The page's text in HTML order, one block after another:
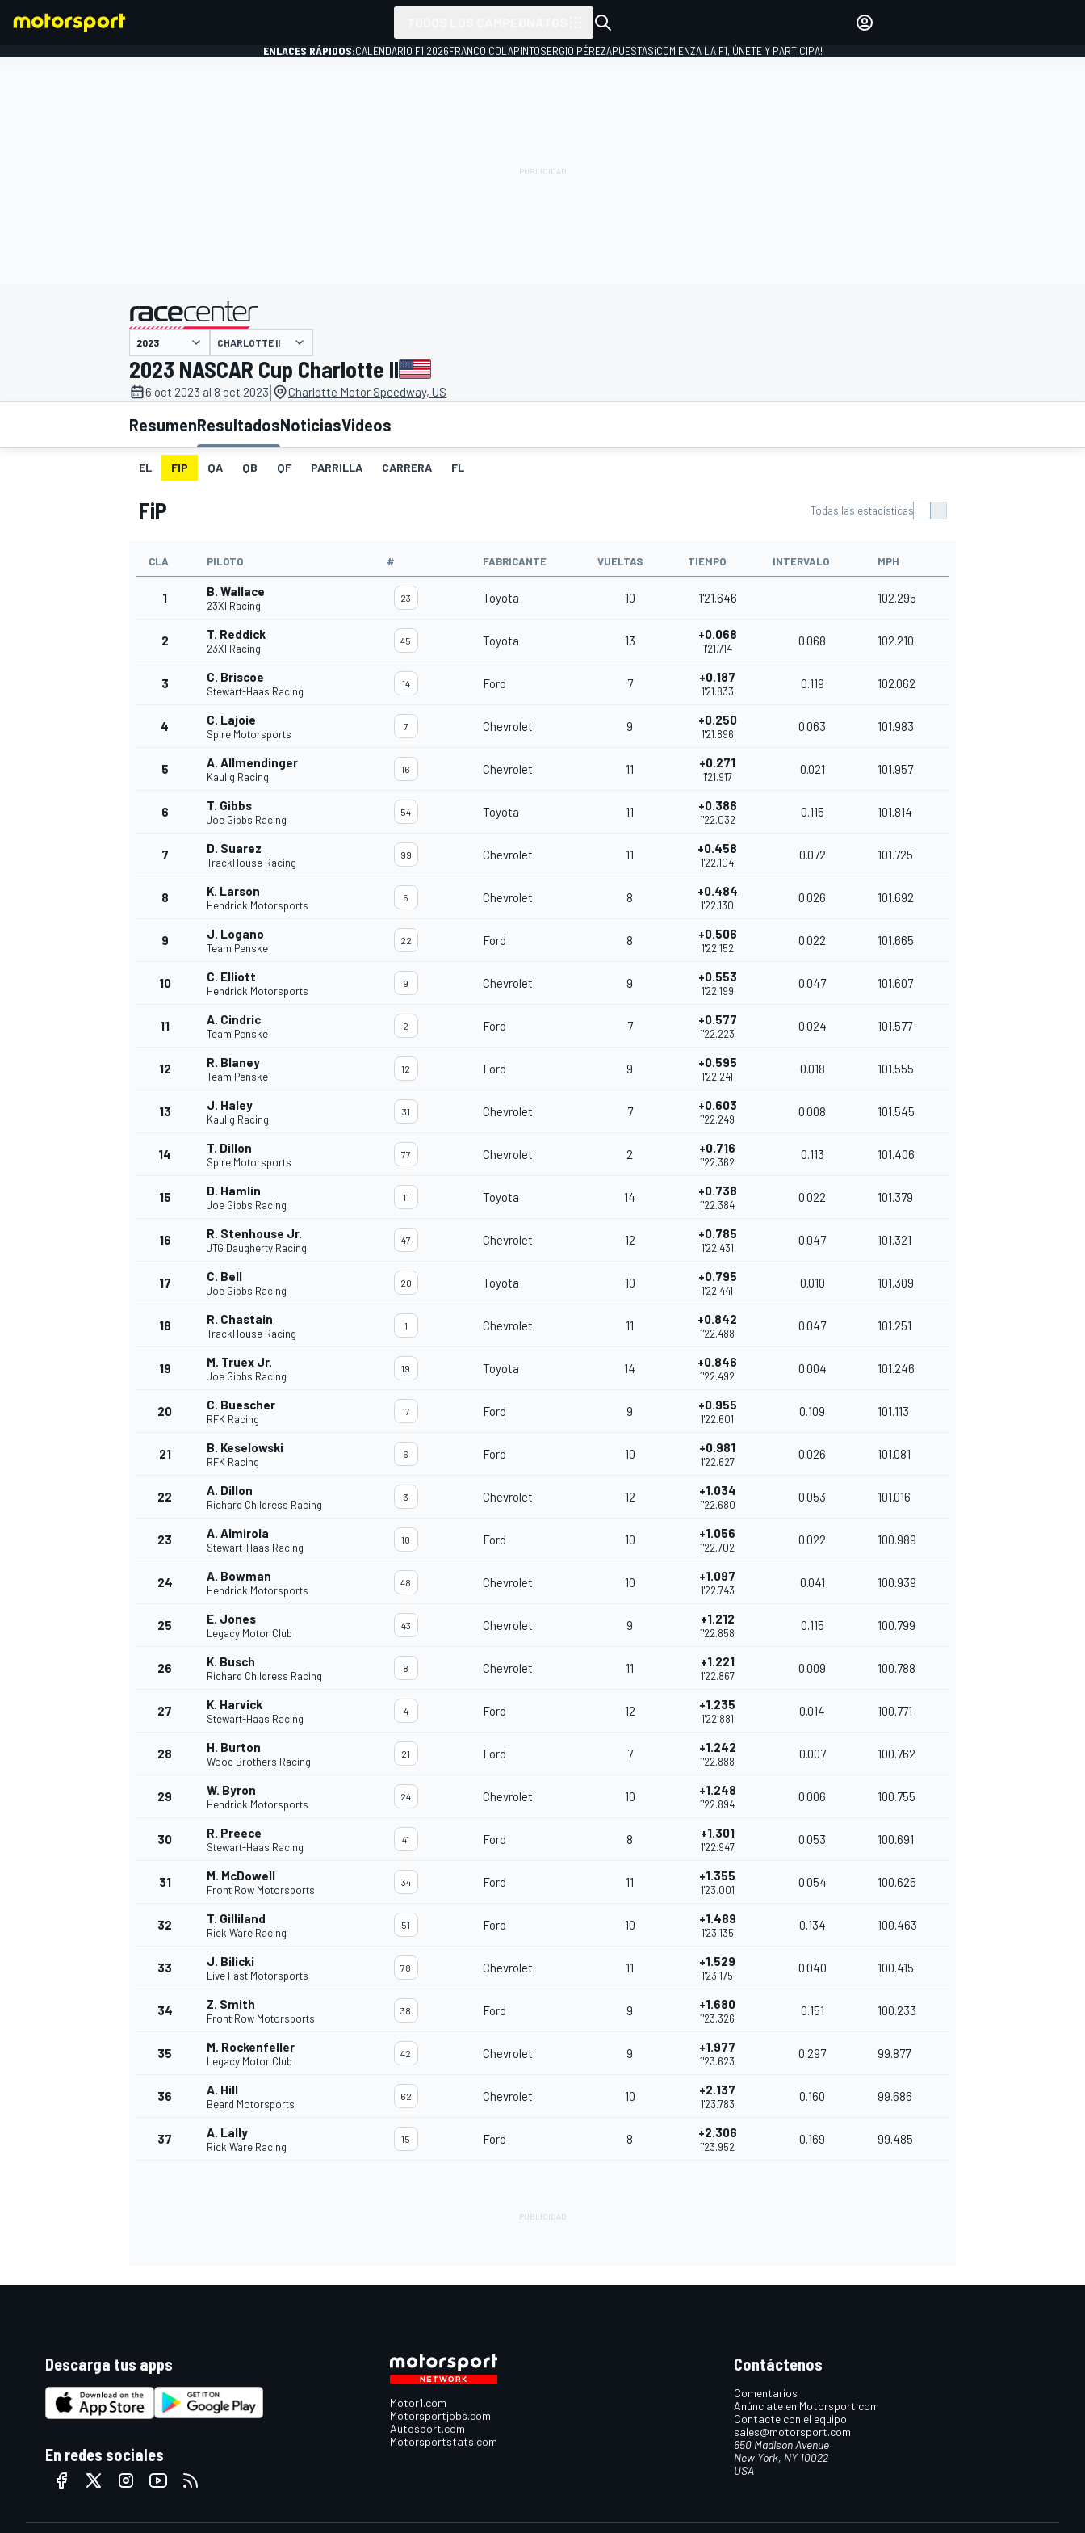
INDYCAR
FÓRMULA E
INICIAR SESIÓN
ENLACES RÁPIDOS:CALENDARIO F1 2026FRANCO COLAPINTOSERGIO PÉREZAPUESTAS¡COMIENZA LA F1, ÚNETE Y PARTICIPA!
presentado por
CHARLOTTE II
2023 NASCAR Cup Charlotte II
6 oct 2023 al 8 oct 2023| Charlotte Motor Speedway, US
ResumenResultadosNoticiasVideos
EL FIP QA QB QF PARRILLA CARRERA FL
FiP Todas las estadísticas
CLA PILOTO # FABRICANTE VUELTAS TIEMPO INTERVALO MPH
1 B. Wallace
23XI Racing
23 Toyota 10 1'21.646 102.295
2 T. Reddick
23XI Racing
45 Toyota 13 +0.068
1'21.714
0.068 102.210
3 C. Briscoe
Stewart-Haas Racing
14 Ford 7 +0.187
1'21.833
0.119 102.062
4 C. Lajoie
Spire Motorsports
7 Chevrolet 9 +0.250
1'21.896
0.063 101.983
5 A. Allmendinger
Kaulig Racing
16 Chevrolet 11 +0.271
1'21.917
0.021 101.957
6 T. Gibbs
Joe Gibbs Racing
54 Toyota 11 +0.386
1'22.032
0.115 101.814
7 D. Suarez
TrackHouse Racing
99 Chevrolet 11 +0.458
1'22.104
0.072 101.725
8 K. Larson
Hendrick Motorsports
5 Chevrolet 8 +0.484
1'22.130
0.026 101.692
9 J. Logano
Team Penske
22 Ford 8 +0.506
1'22.152
0.022 101.665
10 C. Elliott
Hendrick Motorsports
9 Chevrolet 9 +0.553
1'22.199
0.047 101.607
11 A. Cindric
Team Penske
2 Ford 7 +0.577
1'22.223
0.024 101.577
12 R. Blaney
Team Penske
12 Ford 9 +0.595
1'22.241
0.018 101.555
13 J. Haley
Kaulig Racing
31 Chevrolet 7 +0.603
1'22.249
0.008 101.545
14 T. Dillon
Spire Motorsports
77 Chevrolet 2 +0.716
1'22.362
0.113 101.406
15 D. Hamlin
Joe Gibbs Racing
11 Toyota 14 +0.738
1'22.384
0.022 101.379
16 R. Stenhouse Jr.
JTG Daugherty Racing
47 Chevrolet 12 +0.785
1'22.431
0.047 101.321
17 C. Bell
Joe Gibbs Racing
20 Toyota 10 +0.795
1'22.441
0.010 101.309
18 R. Chastain
TrackHouse Racing
1 Chevrolet 11 +0.842
1'22.488
0.047 101.251
19 M. Truex Jr.
Joe Gibbs Racing
19 Toyota 14 +0.846
1'22.492
0.004 101.246
20 C. Buescher
RFK Racing
17 Ford 9 +0.955
1'22.601
0.109 101.113
21 B. Keselowski
RFK Racing
6 Ford 10 +0.981
1'22.627
0.026 101.081
22 A. Dillon
Richard Childress Racing
3 Chevrolet 12 +1.034
1'22.680
0.053 101.016
23 A. Almirola
Stewart-Haas Racing
10 Ford 10 +1.056
1'22.702
0.022 100.989
24 A. Bowman
Hendrick Motorsports
48 Chevrolet 10 +1.097
1'22.743
0.041 100.939
25 E. Jones
Legacy Motor Club
43 Chevrolet 9 +1.212
1'22.858
0.115 100.799
26 K. Busch
Richard Childress Racing
8 Chevrolet 11 +1.221
1'22.867
0.009 100.788
27 K. Harvick
Stewart-Haas Racing
4 Ford 12 +1.235
1'22.881
0.014 100.771
28 H. Burton
Wood Brothers Racing
21 Ford 7 +1.242
1'22.888
0.007 100.762
29 W. Byron
Hendrick Motorsports
24 Chevrolet 10 +1.248
1'22.894
0.006 100.755
30 R. Preece
Stewart-Haas Racing
41 Ford 8 +1.301
1'22.947
0.053 100.691
31 M. McDowell
Front Row Motorsports
34 Ford 11 +1.355
1'23.001
0.054 100.625
32 T. Gilliland
Rick Ware Racing
51 Ford 10 +1.489
1'23.135
0.134 100.463
33 J. Bilicki
Live Fast Motorsports
78 Chevrolet 11 +1.529
1'23.175
0.040 100.415
34 Z. Smith
Front Row Motorsports
38 Ford 9 +1.680
1'23.326
0.151 100.233
35 M. Rockenfeller
Legacy Motor Club
42 Chevrolet 9 +1.977
1'23.623
0.297 99.877
36 A. Hill
Beard Motorsports
62 Chevrolet 10 +2.137
1'23.783
0.160 99.686
37 A. Lally
Rick Ware Racing
15 Ford 8 +2.306
1'23.952
0.169 99.485
Descarga tus apps
En redes sociales
Motor1.com
Motorsportjobs.com
Autosport.com
Motorsportstats.com
Contáctenos
Comentarios
Anúnciate en Motorsport.com
Contacte con el equipo
sales@motorsport.com
650 Madison Avenue
New York, NY 10022
USA